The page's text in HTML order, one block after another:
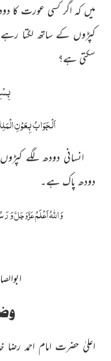
میں کہ اگر کسی عورت کا
کپڑوں کے ساتھ لگتا
سکتی ہے؟
اَلْجَوَابُ بِعَوْنِ
انسانی دودھ لگے
دودھ پاک ہے۔
وَاللہُ اَعْلَمُعَزَّوَجَلَّوَ
اعلیٰ حضرت امام احمد رضا